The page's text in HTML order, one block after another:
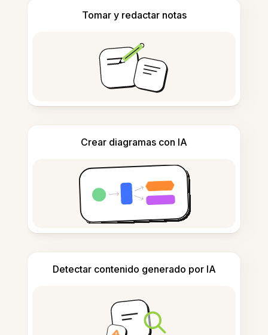
Tomar y redactar notas
Crear diagramas con IA
Detectar contenido generado por IA